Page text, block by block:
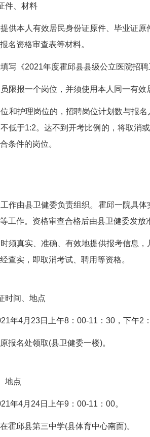
件、材料
供本人有效居民身份证原件、毕业证
名资格审查表等材料。
写《2021年度霍邱县县级公立医院招
限报一个岗位，并须使用本人同一有效
和护理岗位的，招聘岗位计划数与报
低于1:2。达不到开考比例的，将取消
条件的岗位。
作由县卫健委负责组织。霍邱一院具
工作。资格审查合格后由县卫健委发放
须真实、准确、有效地提供报考信息
查实，即取消考试、聘用等资格。
时间、地点
年4月23日上午8：00-11：30，下午2
报名处领取(县卫健委一楼)。
地点
年4月24日上午9：00-11：00。
霍邱县第三中学(县体育中心南面)。